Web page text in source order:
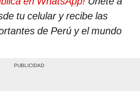
tu celular y recibe las
de Perú y el mundo